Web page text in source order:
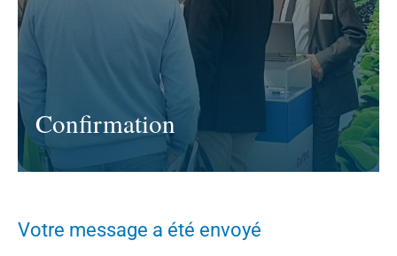
Confirmation
Votre message a été envoyé